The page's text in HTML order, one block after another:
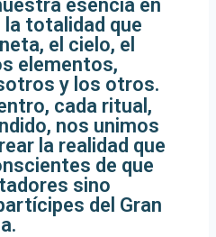
esencia en
totalidad que
el cielo, el
elementos,
y los otros.
cada ritual,
nos unimos
la realidad que
de que
sino
del Gran